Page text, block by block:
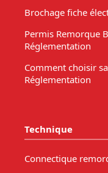
Brochage fiche
Permis Remorque
Réglementation
Comment choisir
Réglementation
Technique
Connectique